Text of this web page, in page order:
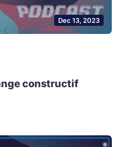
Dec 13, 2023
constructif